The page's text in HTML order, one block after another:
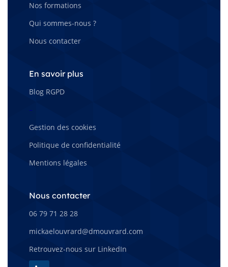
Nos formations
Qui sommes-nous ?
Nous contacter
En savoir plus
Blog RGPD
–
Gestion des cookies
Politique de confidentialité
Mentions légales
Nous contacter
06 79 71 28 28
mickaelouvrard@dmouvrard.com
Retrouvez-nous sur LinkedIn